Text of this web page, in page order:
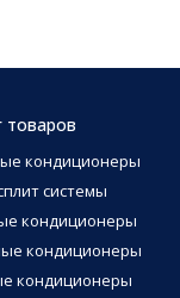
товаров
кондиционеры
системы
кондиционеры
кондиционеры
кондиционеры